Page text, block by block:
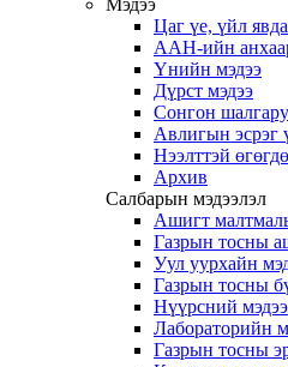
Мэдээ
Цаг үе, үйл
ААН-ийн
Үнийн мэдээ
Дүрст мэдээ
Сонгон
Авлигын эсрэг
Нээлттэй
Архив
Салбарын мэдээлэл
Ашигт
Газрын тосны
Уул уурхайн
Газрын тосны
Нүүрсний
Лабораторийн
Газрын тосны